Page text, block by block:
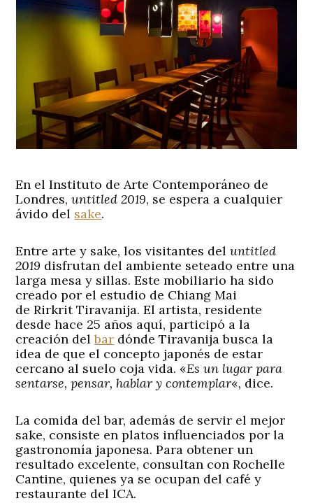
En el Instituto de Arte Contemporáneo de
Londres,untitled 2019, se espera a cualquier
ávido del sake.
Entre arte y sake, los visitantes deluntitled
2019 disfrutan del ambiente seteado entre una
larga mesa y sillas. Este mobiliario ha sido
creado por el estudio de Chiang Mai
de Rirkrit Tiravanija. El artista, residente
desde hace 25 años aquí, participó a la
creación delbar dónde Tiravanija busca la
idea de que el concepto japonés de estar
cercano al suelo coja vida. «Es un lugar para
sentarse, pensar, hablar y contemplar«, dice.
La comida del bar, además de servir el mejor
sake, consiste en platos influenciados por la
gastronomía japonesa. Para obtener un
resultado excelente, consultan con Rochelle
Cantine, quienes ya se ocupan del café y
restaurante del ICA.